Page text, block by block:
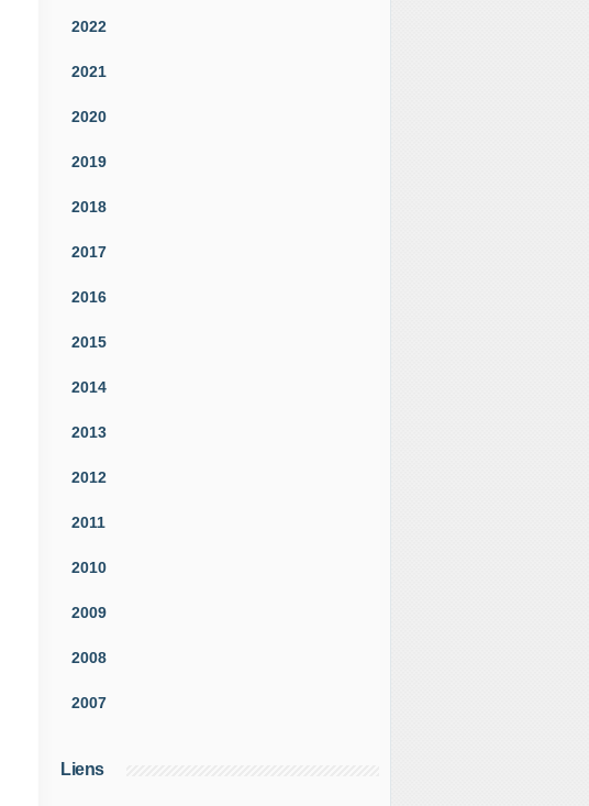
2022
2021
2020
2019
2018
2017
2016
2015
2014
2013
2012
2011
2010
2009
2008
2007
Liens